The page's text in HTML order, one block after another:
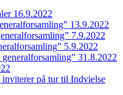
16.9.2022
13.9.2022
7.9.2022
5.9.2022
31.8.2022
på tur til Indvielse